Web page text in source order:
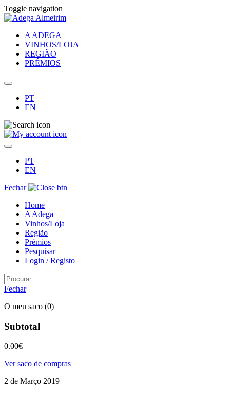
Toggle navigation
A ADEGA
VINHOS/LOJA
REGIÃO
PRÉMIOS
PT
EN
PT
EN
Fechar
Home
A Adega
Vinhos/Loja
Região
Prémios
Pesquisar
Login / Registo
Fechar
O meu saco (0)
Subtotal
0.00€
Ver saco de compras
2 de Março 2019